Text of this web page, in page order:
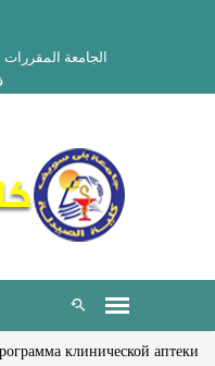
الجامعة المقررات
клинической аптеки